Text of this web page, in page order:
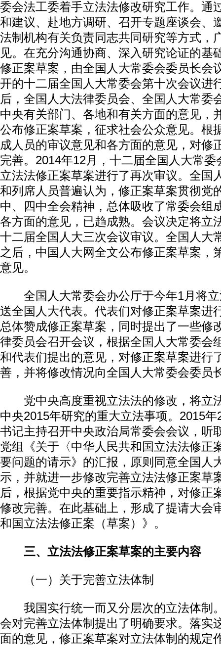
委会法工委着手立法法修改研究工作。通
和建议、赴地方调研、召开专题座谈会、
法制机构有关负责同志共同研究等方式，
见。在充分沟通协商、深入研究论证的基
修正案草案，由全国人大常委会委员长会
开的十二届全国人大常委会第十次会议进
后，全国人大法律委员会、全国人大常委
中央有关部门、各地和有关方面的意见，
公布修正案草案，征求社会公众意见。根
成人员的审议意见和各方面的意见，对修
完善。2014年12月，十二届全国人大常委
立法法修正案草案进行了再次审议。全国
和列席人员普遍认为，修正案草案贯彻党
中、四中全会精神，总体吸收了常委会组
各方面的意见，已趋成熟。会议决定将立
十二届全国人大三次会议审议。全国人大
之后，中国人大网全文公布修正案草案，
意见。
全国人大常委会办公厅于今年1月将立
送全国人大代表。代表们对修正案草案进
总体赞成修正案草案，同时提出了一些修
律委员会召开会议，根据全国人大常委会
和代表们提出的意见，对修正案草案进行
善，并将修改情况向全国人大常委会委员
党中央高度重视立法法的修改，将立
中央2015年研究的重大立法事项。2015
书记主持召开中央政治局常委会会议，听
党组《关于〈中华人民共和国立法法修正
要问题的请示》的汇报，原则同意全国人
示，并就进一步修改完善立法法修正案草
后，根据党中央的重要指示精神，对修正
修改完善。在此基础上，形成了提请大会
和国立法法修正案（草案）》。
三、立法法修正案草案的主要内容
（一）关于完善立法体制
我国实行统一而又分层次的立法体制
会对完善立法体制提出了明确要求。落实
面的意见，修正案草案对立法体制的规定